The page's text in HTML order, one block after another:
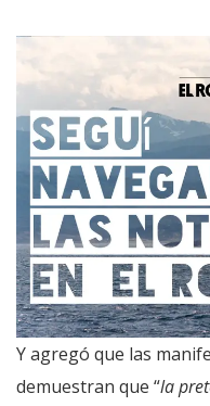
Y agregó que las
demuestran que “la